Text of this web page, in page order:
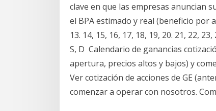
clave en que las empresas anuncian
el BPA estimado y real (beneficio por
13. 14, 15, 16, 17, 18, 19, 20. 21, 22,
S, D Calendario de ganancias
apertura, precios altos y bajos) y
Ver cotización de acciones de GE
comenzar a operar con nosotros.